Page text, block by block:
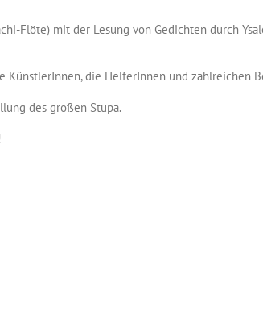
Flöte) mit der Lesung von Gedichten durch
die HelferInnen und zahlreichen
des großen Stupa.